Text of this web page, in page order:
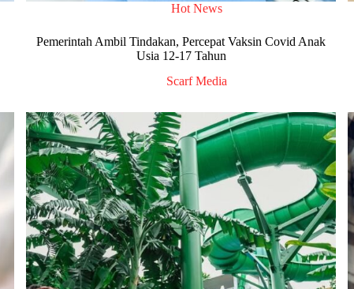
Hot News
Pemerintah Ambil Tindakan, Percepat Vaksin Covid Anak
Usia 12-17 Tahun
Scarf Media